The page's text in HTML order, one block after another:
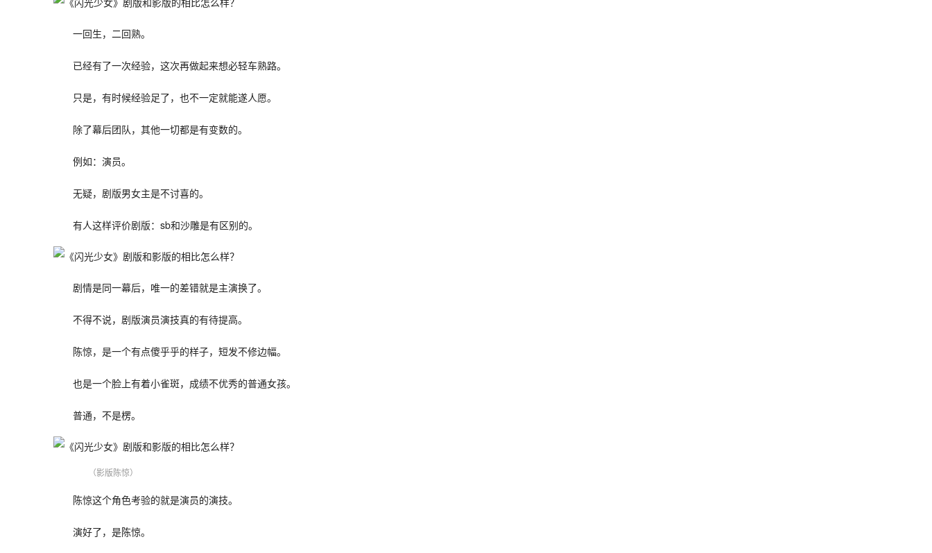
一回生，二回熟。
已经有了一次经验，这次再做起来想必轻车熟路。
只是，有时候经验足了，也不一定就能遂人愿。
除了幕后团队，其他一切都是有变数的。
例如：演员。
无疑，剧版男女主是不讨喜的。
有人这样评价剧版：sb和沙雕是有区别的。
剧情是同一幕后，唯一的差错就是主演换了。
不得不说，剧版演员演技真的有待提高。
陈惊，是一个有点傻乎乎的样子，短发不修边幅。
也是一个脸上有着小雀斑，成绩不优秀的普通女孩。
普通，不是楞。
（影版陈惊）
陈惊这个角色考验的就是演员的演技。
演好了，是陈惊。